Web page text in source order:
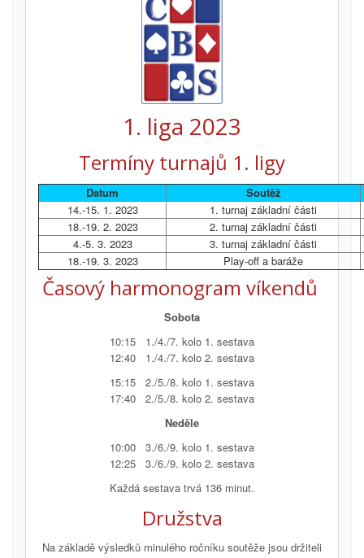
1. liga 2023
Termíny turnajů 1. ligy
Datum
Soutěž
14.-15. 1. 2023
1. turnaj základní části
18.-19. 2. 2023
2. turnaj základní části
4.-5. 3. 2023
3. turnaj základní části
18.-19. 3. 2023
Play-off a baráže
Časový harmonogram víkendů
Sobota
10:15 1./4./7. kolo 1. sestava
12:40 1./4./7. kolo 2. sestava
15:15 2./5./8. kolo 1. sestava
17:40 2./5./8. kolo 2. sestava
Neděle
10:00 3./6./9. kolo 1. sestava
12:25 3./6./9. kolo 2. sestava
Každá sestava trvá 136 minut.
Družstva
Na základě výsledků minulého ročníku soutěže jsou držiteli